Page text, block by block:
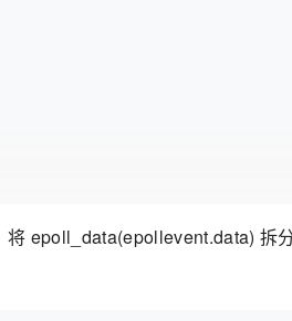
epoll_data(epollevent.data) 拆